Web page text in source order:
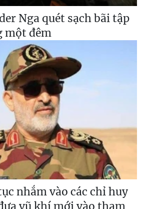
Nga quét sạch bãi tập
một đêm
nhắm vào các chỉ huy
vũ khí mới vào tham